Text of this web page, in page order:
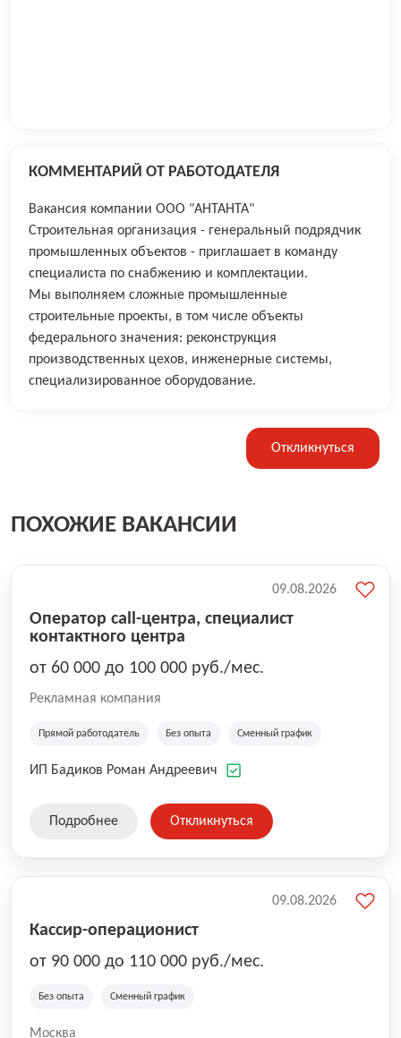
КОММЕНТАРИЙ ОТ РАБОТОДАТЕЛЯ
Вакансия компании ООО "АНТАНТА"
Строительная организация - генеральный подрядчик
промышленных объектов - приглашает в команду
специалиста по снабжению и комплектации.
Мы выполняем сложные промышленные
строительные проекты, в том числе объекты
федерального значения: реконструкция
производственных цехов, инженерные системы,
специализированное оборудование.
Откликнуться
ПОХОЖИЕ ВАКАНСИИ
Оператор call-центра, специалист
контактного центра
от 60 000 до 100 000 руб./мес.
Рекламная компания
Прямой работодатель Без опыта Сменный график
ИП Бадиков Роман Андреевич
09.08.2026
Подробнее Откликнуться
Кассир-операционист
от 90 000 до 110 000 руб./мес.
Без опыта Сменный график
Москва
09.08.2026